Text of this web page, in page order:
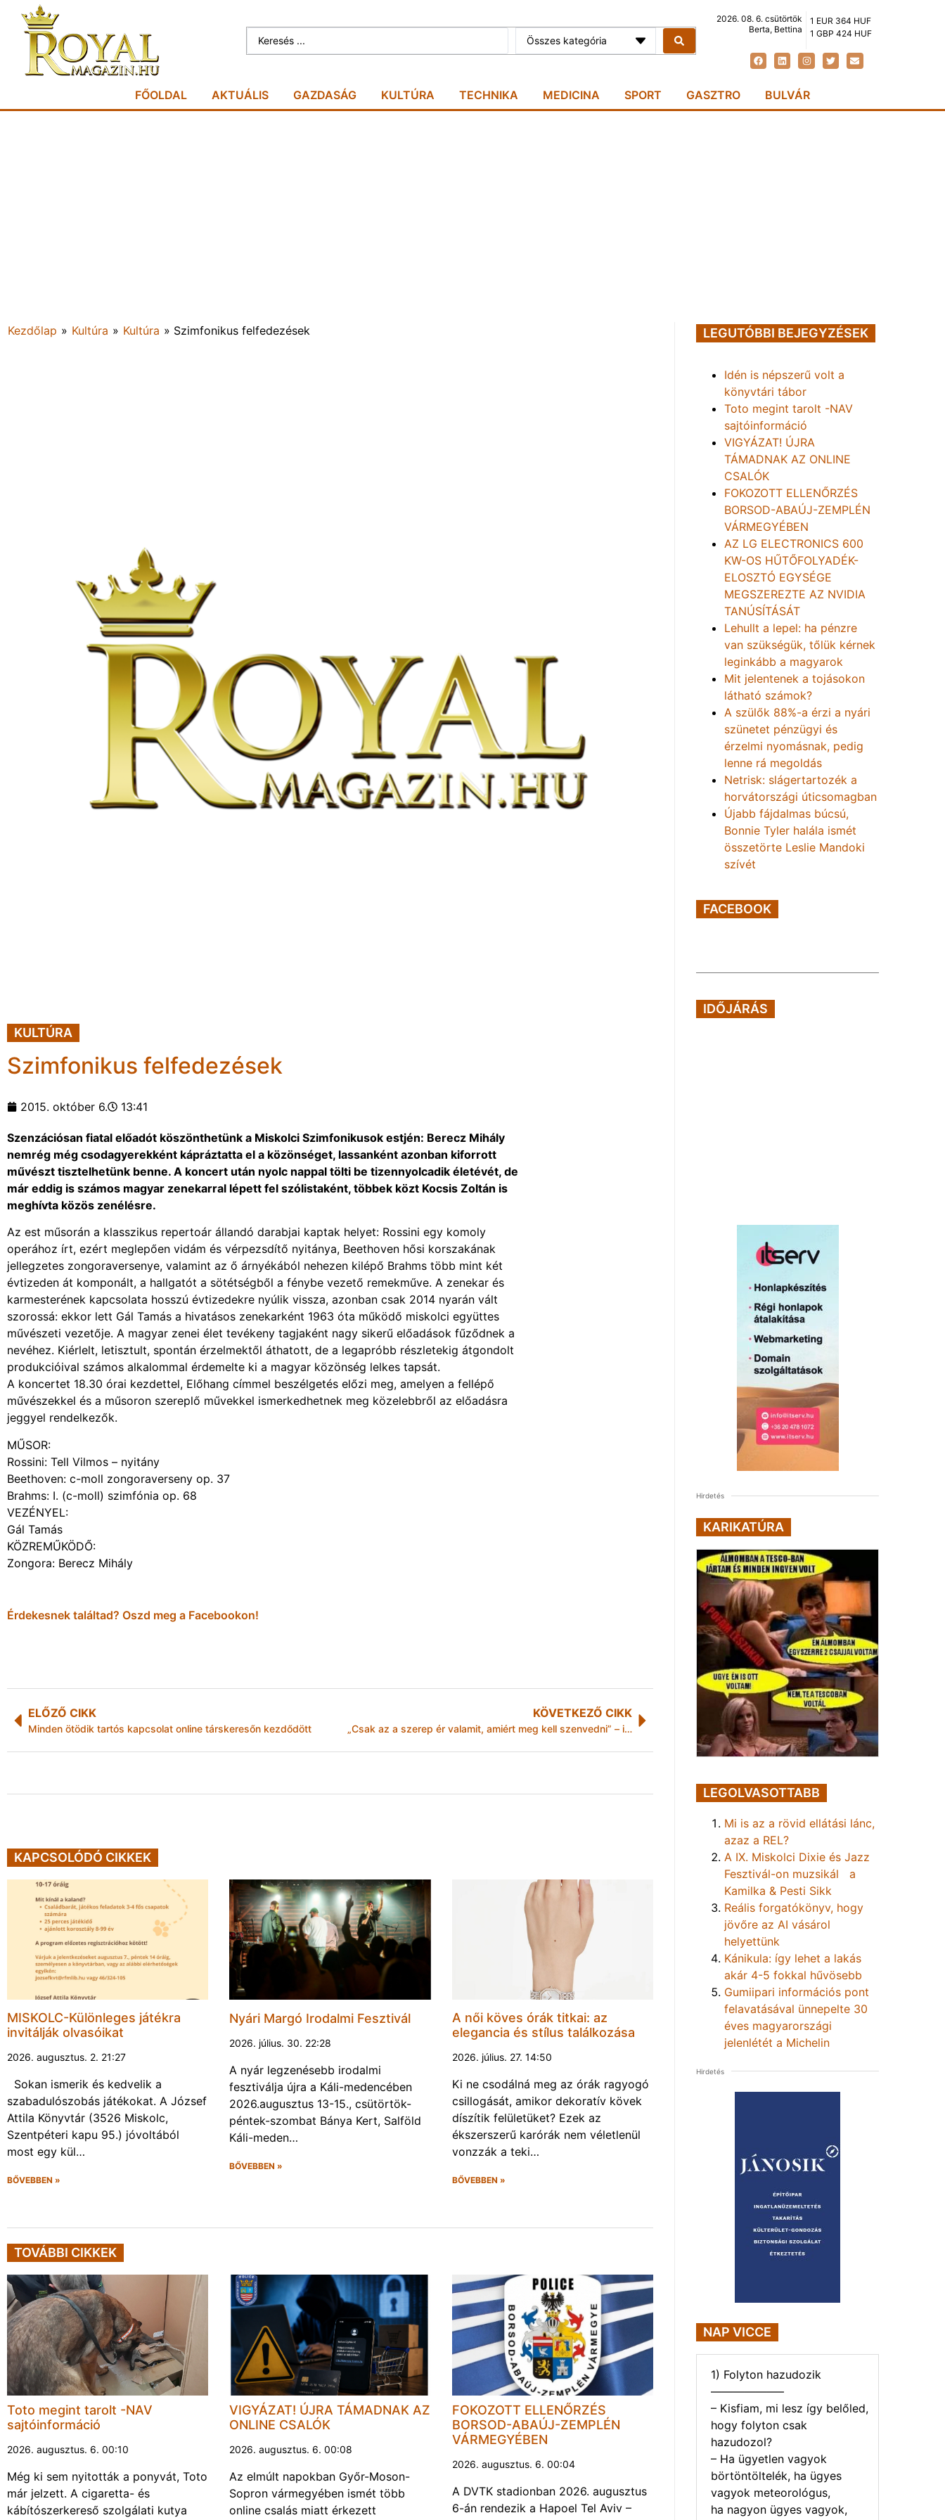
Összes kategória
2026. 08. 6. csütörtök
Berta, Bettina
1 EUR 364 HUF
1 GBP 424 HUF
FŐOLDAL AKTUÁLIS GAZDASÁG KULTÚRA TECHNIKA MEDICINA SPORT GASZTRO BULVÁR
Kezdőlap » Kultúra » Kultúra » Szimfonikus felfedezések
KULTÚRA
Szimfonikus felfedezések
2015. október 6. 13:41
Szenzációsan fiatal előadót köszönthetünk a Miskolci Szimfonikusok estjén: Berecz Mihály
nemrég még csodagyerekként kápráztatta el a közönséget, lassanként azonban kiforrott
művészt tisztelhetünk benne. A koncert után nyolc nappal tölti be tizennyolcadik életévét, de
már eddig is számos magyar zenekarral lépett fel szólistaként, többek közt Kocsis Zoltán is
meghívta közös zenélésre.
Az est műsorán a klasszikus repertoár állandó darabjai kaptak helyet: Rossini egy komoly
operához írt, ezért meglepően vidám és vérpezsdítő nyitánya, Beethoven hősi korszakának
jellegzetes zongoraversenye, valamint az ő árnyékából nehezen kilépő Brahms több mint két
évtizeden át komponált, a hallgatót a sötétségből a fénybe vezető remekműve. A zenekar és
karmesterének kapcsolata hosszú évtizedekre nyúlik vissza, azonban csak 2014 nyarán vált
szorossá: ekkor lett Gál Tamás a hivatásos zenekarként 1963 óta működő miskolci együttes
művészeti vezetője. A magyar zenei élet tevékeny tagjaként nagy sikerű előadások fűződnek a
nevéhez. Kiérlelt, letisztult, spontán érzelmektől áthatott, de a legapróbb részletekig átgondolt
produkcióival számos alkalommal érdemelte ki a magyar közönség lelkes tapsát.
A koncertet 18.30 órai kezdettel, Előhang címmel beszélgetés előzi meg, amelyen a fellépő
művészekkel és a műsoron szereplő művekkel ismerkedhetnek meg közelebbről az előadásra
jeggyel rendelkezők.
MŰSOR:
Rossini: Tell Vilmos – nyitány
Beethoven: c-moll zongoraverseny op. 37
Brahms: I. (c-moll) szimfónia op. 68
VEZÉNYEL:
Gál Tamás
KÖZREMŰKÖDŐ:
Zongora: Berecz Mihály
Érdekesnek találtad? Oszd meg a Facebookon!
ELŐZŐ CIKK
Minden ötödik tartós kapcsolat online társkeresőn kezdődött
KÖVETKEZŐ CIKK
„Csak az a szerep ér valamit, amiért meg kell szenvedni” – interjú Bősze Györggyel
KAPCSOLÓDÓ CIKKEK
MISKOLC-Különleges játékra
invitálják olvasóikat
2026. augusztus. 2. 21:27
Sokan ismerik és kedvelik a
szabadulószobás játékokat. A József
Attila Könyvtár (3526 Miskolc,
Szentpéteri kapu 95.) jóvoltából
most egy kül…
BŐVEBBEN »
Nyári Margó Irodalmi Fesztivál
2026. július. 30. 22:28
A nyár legzenésebb irodalmi
fesztiválja újra a Káli-medencében
2026.augusztus 13-15., csütörtök-
péntek-szombat Bánya Kert, Salföld
Káli-meden…
BŐVEBBEN »
A női köves órák titkai: az
elegancia és stílus találkozása
2026. július. 27. 14:50
Ki ne csodálná meg az órák ragyogó
csillogását, amikor dekoratív kövek
díszítik felületüket? Ezek az
ékszerszerű karórák nem véletlenül
vonzzák a teki…
BŐVEBBEN »
TOVÁBBI CIKKEK
Toto megint tarolt -NAV
sajtóinformáció
2026. augusztus. 6. 00:10
Még ki sem nyitották a ponyvát, Toto
már jelzett. A cigaretta- és
kábítószerkereső szolgálati kutya
VIGYÁZAT! ÚJRA TÁMADNAK AZ
ONLINE CSALÓK
2026. augusztus. 6. 00:08
Az elmúlt napokban Győr-Moson-
Sopron vármegyében ismét több
online csalás miatt érkezett
FOKOZOTT ELLENŐRZÉS
BORSOD-ABAÚJ-ZEMPLÉN
VÁRMEGYÉBEN
2026. augusztus. 6. 00:04
A DVTK stadionban 2026. augusztus
6-án rendezik a Hapoel Tel Aviv –
LEGUTÓBBI BEJEGYZÉSEK
Idén is népszerű volt a
könyvtári tábor
Toto megint tarolt -NAV
sajtóinformáció
VIGYÁZAT! ÚJRA
TÁMADNAK AZ ONLINE
CSALÓK
FOKOZOTT ELLENŐRZÉS
BORSOD-ABAÚJ-ZEMPLÉN
VÁRMEGYÉBEN
AZ LG ELECTRONICS 600
KW-OS HŰTŐFOLYADÉK-
ELOSZTÓ EGYSÉGE
MEGSZEREZTE AZ NVIDIA
TANÚSÍTÁSÁT
Lehullt a lepel: ha pénzre
van szükségük, tőlük kérnek
leginkább a magyarok
Mit jelentenek a tojásokon
látható számok?
A szülők 88%-a érzi a nyári
szünetet pénzügyi és
érzelmi nyomásnak, pedig
lenne rá megoldás
Netrisk: slágertartozék a
horvátországi úticsomagban
Újabb fájdalmas búcsú,
Bonnie Tyler halála ismét
összetörte Leslie Mandoki
szívét
FACEBOOK
IDŐJÁRÁS
Hirdetés
KARIKATÚRA
LEGOLVASOTTABB
Mi is az a rövid ellátási lánc,
azaz a REL?
A IX. Miskolci Dixie és Jazz
Fesztivál-on muzsikál a
Kamilka & Pesti Sikk
Reális forgatókönyv, hogy
jövőre az AI vásárol
helyettünk
Kánikula: így lehet a lakás
akár 4-5 fokkal hűvösebb
Gumiipari információs pont
felavatásával ünnepelte 30
éves magyarországi
jelenlétét a Michelin
Hirdetés
NAP VICCE
1) Folyton hazudozik
——————–
– Kisfiam, mi lesz így belőled,
hogy folyton csak
hazudozol?
– Ha ügyetlen vagyok
börtöntöltelék, ha ügyes
vagyok meteorológus,
ha nagyon ügyes vagyok,